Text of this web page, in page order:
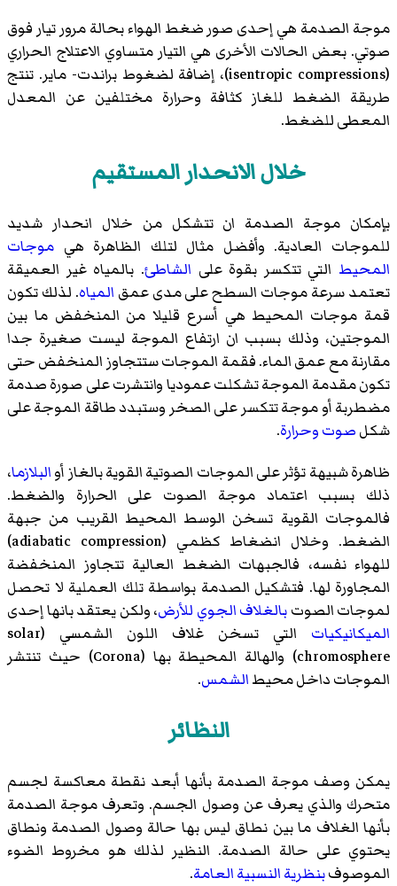
موجة الصدمة هي إحدى صور ضغط الهواء بحالة مرور تيار فوق
صوتي. بعض الحالات الأخرى هي التيار متساوي الاعتلاج الحراري
(isentropic compressions)، إضافة لضغوط براندت- ماير. تنتج
طريقة الضغط للغاز كثافة وحرارة مختلفين عن المعدل
المعطى للضغط.
خلال الانحدار المستقيم
بإمكان موجة الصدمة ان تتشكل من خلال انحدار شديد
للموجات العادية. وأفضل مثال لتلك الظاهرة هي موجات
المحيط التي تتكسر بقوة على الشاطئ. بالمياه غير العميقة
تعتمد سرعة موجات السطح على مدى عمق المياه. لذلك تكون
قمة موجات المحيط هي أسرع قليلا من المنخفض ما بين
الموجتين، وذلك بسبب ان ارتفاع الموجة ليست صغيرة جدا
مقارنة مع عمق الماء. فقمة الموجات ستتجاوز المنخفض حتى
تكون مقدمة الموجة تشكلت عموديا وانتشرت على صورة صدمة
مضطربة أو موجة تتكسر على الصخر وستبدد طاقة الموجة على
شكلصوتوحرارة.
ظاهرة شبيهة تؤثر على الموجات الصوتية القوية بالغاز أوالبلازما،
ذلك بسبب اعتماد موجة الصوت على الحرارة والضغط.
فالموجات القوية تسخن الوسط المحيط القريب من جبهة
الضغط. وخلال انضغاط كظمي (adiabatic compression)
للهواء نفسه، فالجبهات الضغط العالية تتجاوز المنخفضة
المجاورة لها. فتشكيل الصدمة بواسطة تلك العملية لا تحصل
لموجات الصوتبالغلاف الجوي للأرض، ولكن يعتقد بانها إحدى
الميكانيكيات
التي تسخن غلاف اللون الشمسي (solar
chromosphere) والهالة المحيطة بها (Corona) حيث تنتشر
الموجات داخل محيطالشمس.
النظائر
يمكن وصف موجة الصدمة بأنها أبعد نقطة معاكسة لجسم
متحرك والذي يعرف عن وصول الجسم. وتعرف موجة الصدمة
بأنها الغلاف ما بين نطاق ليس بها حالة وصول الصدمة ونطاق
يحتوي على حالة الصدمة. النظير لذلك هو مخروط الضوء
الموصوفبنظرية النسبية العامة.